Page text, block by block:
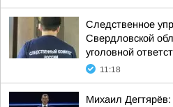
Следственное
Свердловской
уголовной
11:18
Михаил Дегтярёв: